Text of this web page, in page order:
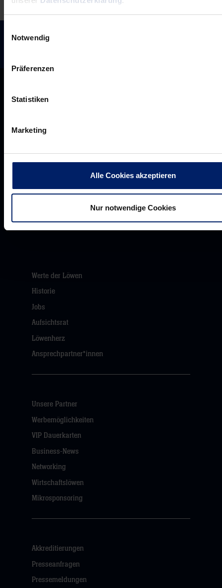
Notwendig
Präferenzen
Statistiken
Marketing
Alle Cookies akzeptieren
Nur notwendige Cookies
Rhein-Neckar Löwen GmbH
Werte der Löwen
Historie
Jobs
Aufsichtsrat
Löwenherz
Ansprechpartner*innen
Unsere Partner
Werbemöglichkeiten
VIP Dauerkarten
Business-News
Networking
Wirtschaftslöwen
Mikrosponsoring
Akkreditierungen
Presseanfragen
Pressemeldungen